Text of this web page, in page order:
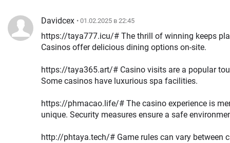
Davidcex • 01.02.2025 в 22:45
https://taya777.icu/# The thrill of winning keeps
Casinos offer delicious dining options on-site.
https://taya365.art/# Casino visits are a popular
Some casinos have luxurious spa facilities.
https://phmacao.life/# The casino experience is
unique. Security measures ensure a safe
http://phtaya.tech/# Game rules can vary between casinos.